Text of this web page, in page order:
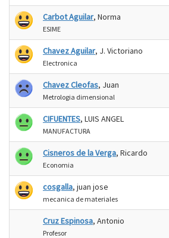
Carbot Aguilar, Norma
ESIME
Chavez Aguilar, J. Victoriano
Electronica
Chavez Cleofas, Juan
Metrologia dimensional
CIFUENTES, LUIS ANGEL
MANUFACTURA
Cisneros de la Verga, Ricardo
Economia
cosgalla, juan jose
mecanica de materiales
Cruz Espinosa, Antonio
Profesor